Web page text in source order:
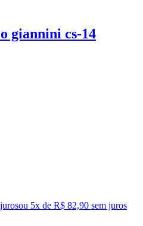
giannini cs-14
ou 5x de R$ 82,90 sem juros